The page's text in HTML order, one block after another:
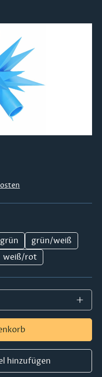
grün
grün/weiß
weiß/rot
gewünschten
hinzufügen